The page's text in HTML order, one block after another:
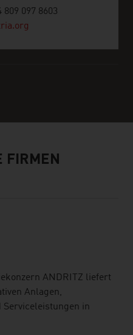
809 097 8603
FIRMEN
ANDRITZ liefert
Anlagen,
Serviceleistungen in